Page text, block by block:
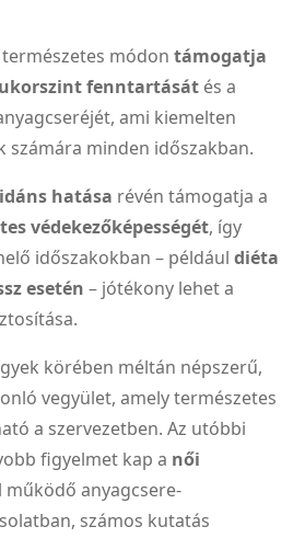
természetes módon támogatja
fenntartását és a
ami kiemelten
számára minden időszakban.
hatása révén támogatja a
védekezőképességét, így
időszakokban – például diéta
esetén – jótékony lehet a
körében méltán népszerű,
vegyület, amely természetes
a szervezetben. Az utóbbi
figyelmet kap a női
működő anyagcsere-
számos kutatás